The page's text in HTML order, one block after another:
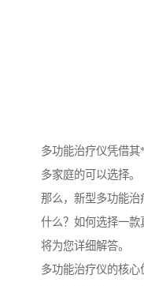
多功能治疗仪凭借
多家庭的可以选择。
那么，新型多功能
什么？如何选择一
将为您详细解答。
多功能治疗仪的核心